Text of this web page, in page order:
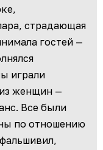
страдающая
гостей —
играли
женщин —
Все были
по отношению